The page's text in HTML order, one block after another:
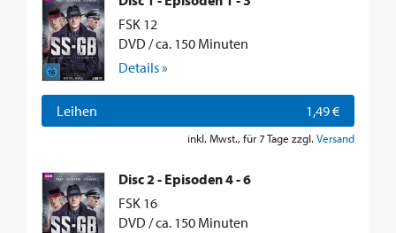
FSK 12
DVD / ca. 150 Minuten
Details »
Leihen 1,49 €
inkl. Mwst., für 7 Tage zzgl. Versand
Disc 2 - Episoden 4 - 6
FSK 16
DVD / ca. 150 Minuten